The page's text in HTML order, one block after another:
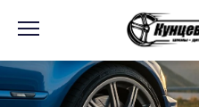
Информация Фото товара